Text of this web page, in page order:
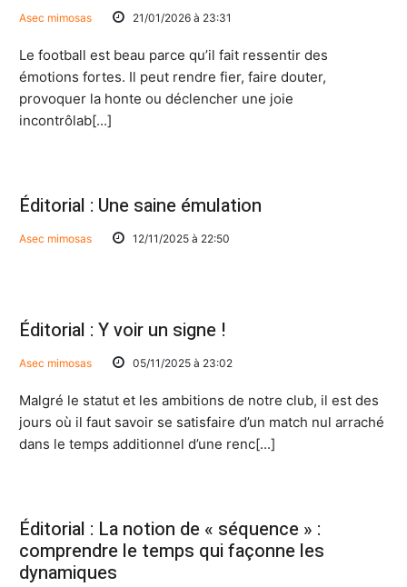
Asec mimosas 21/01/2026 à 23:31
Le football est beau parce qu’il fait ressentir des
émotions fortes. Il peut rendre fier, faire douter,
provoquer la honte ou déclencher une joie
incontrôlab[...]
Éditorial : Une saine émulation
Asec mimosas 12/11/2025 à 22:50
Éditorial : Y voir un signe !
Asec mimosas 05/11/2025 à 23:02
Malgré le statut et les ambitions de notre club, il est des
jours où il faut savoir se satisfaire d’un match nul arraché
dans le temps additionnel d’une renc[...]
Éditorial : La notion de « séquence » :
comprendre le temps qui façonne les
dynamiques